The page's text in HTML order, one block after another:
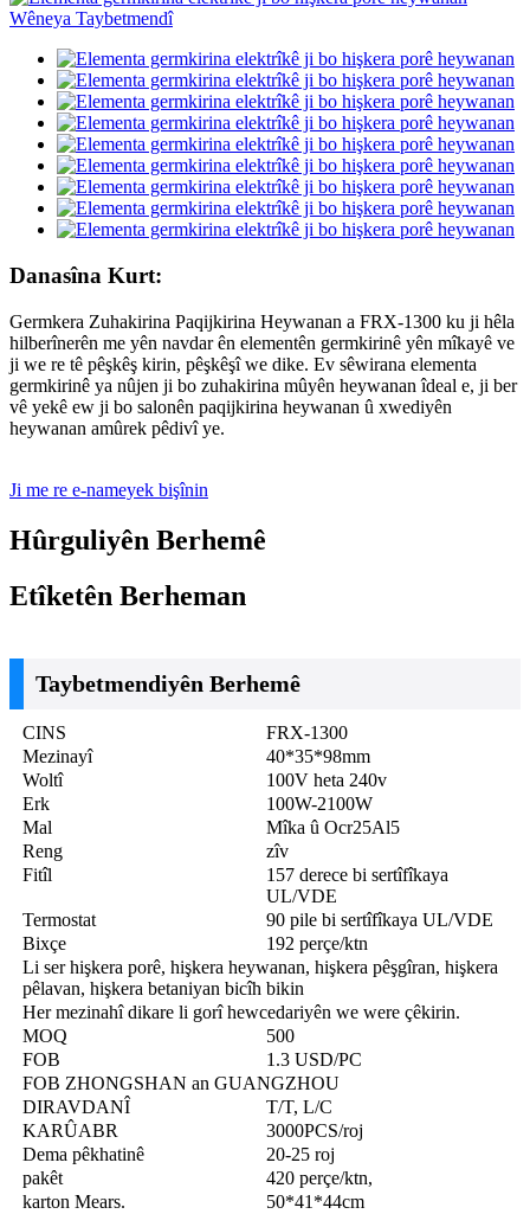
Danasîna Kurt:
Germkera Zuhakirina Paqijkirina Heywanan a FRX-1300 ku ji hêla
hilberînerên me yên navdar ên elementên germkirinê yên mîkayê ve
ji we re tê pêşkêş kirin, pêşkêşî we dike. Ev sêwirana elementa
germkirinê ya nûjen ji bo zuhakirina mûyên heywanan îdeal e, ji ber
vê yekê ew ji bo salonên paqijkirina heywanan û xwediyên
heywanan amûrek pêdivî ye.
Ji me re e-nameyek bişînin
Hûrguliyên Berhemê
Etîketên Berheman
Taybetmendiyên Berhemê
CINS
FRX-1300
Mezinayî
40*35*98mm
Woltî
100V heta 240v
Erk
100W-2100W
Mal
Mîka û Ocr25Al5
Reng
zîv
Fitîl
157 derece bi sertîfîkaya
UL/VDE
Termostat
90 pile bi sertîfîkaya UL/VDE
Bixçe
192 perçe/ktn
Li ser hişkera porê, hişkera heywanan, hişkera pêşgîran, hişkera
pêlavan, hişkera betaniyan bicîh bikin
Her mezinahî dikare li gorî hewcedariyên we were çêkirin.
MOQ
500
FOB
1.3 USD/PC
FOB ZHONGSHAN an GUANGZHOU
DIRAVDANÎ
T/T, L/C
KARÛABR
3000PCS/roj
Dema pêkhatinê
20-25 roj
pakêt
420 perçe/ktn,
karton Mears.
50*41*44cm